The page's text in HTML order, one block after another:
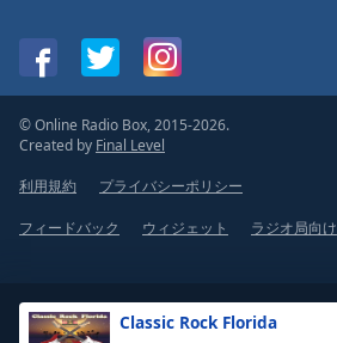
Classic Rock Florida
© Online Radio Box, 2015-2026.
Created by Final Level
利用規約
プライバシーポリシー
フィードバック ウィジェット ラジオ局向け